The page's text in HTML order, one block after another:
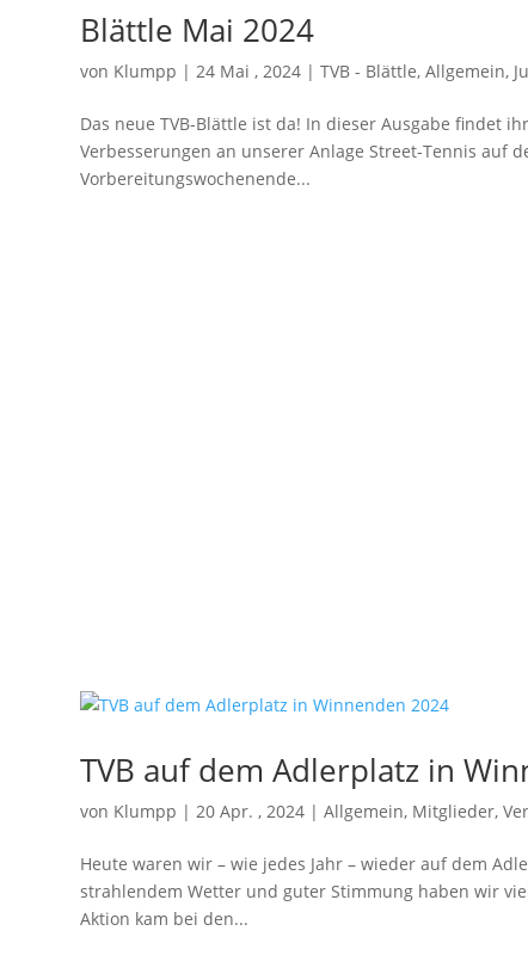
Blättle Mai 2024
von Klumpp |24 Mai , 2024 |TVB - Blättle,Allgemein,
Das neue TVB-Blättle ist da! In dieser Ausgabe findet
Verbesserungen an unserer Anlage Street-Tennis auf
Vorbereitungswochenende...
TVB auf dem Adlerplatz in
von Klumpp |20 Apr. , 2024 |Allgemein, Mitglieder,
Heute waren wir – wie jedes Jahr – wieder auf dem
strahlendem Wetter und guter Stimmung haben wir
Aktion kam bei den...